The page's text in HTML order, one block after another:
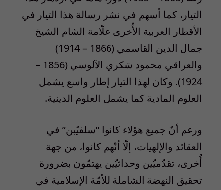
التيار، كما أسهم في نشر رسالة هذا التيار في
الأقطار العربية الأُخرى علّامة الشام الشيخ
جمال الدين القاسمي (1866 – 1914)
والعراقي محمود شكري الآلوسي (1856 –
1924). وكان لهذا التيار إطار واسع يشمل
العلوم المادية كما يشمل العلوم الدينية.
ورغم أنّ جميع هؤلاء كانوا “سلفيّين” في
العقائد والإلهيات، إلّا أنّهم كانوا، من جهة
أُخرى، تقدّميّين وحداثيّين يهتمّون بضرورة
تحقيق النهضة الشاملة للأمّة الإسلامية في